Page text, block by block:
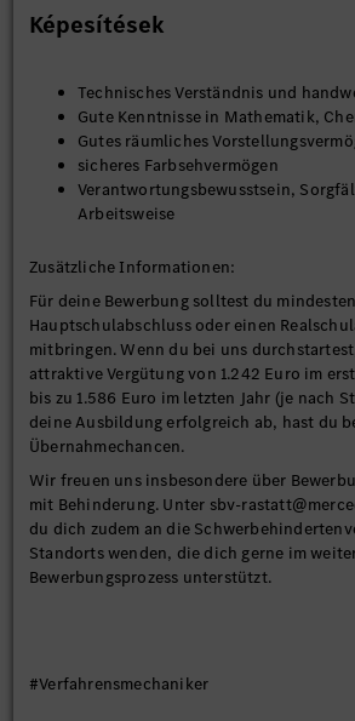
Képesítések
Technisches Verständnis und
Gute Kenntnisse in Mathematik,
Gutes räumliches
sicheres Farbsehvermögen
Verantwortungsbewusstsein,
Arbeitsweise
Zusätzliche Informationen:
Für deine Bewerbung solltest du
Hauptschulabschluss oder einen
mitbringen. Wenn du bei uns
attraktive Vergütung von 1.242 Euro im
bis zu 1.586 Euro im letzten Jahr (je nach
deine Ausbildung erfolgreich ab, hast du
Übernahmechancen.
Wir freuen uns insbesondere über
mit Behinderung. Unter sbv-
du dich zudem an die
Standorts wenden, die dich gerne im
Bewerbungsprozess unterstützt.
#Verfahrensmechaniker